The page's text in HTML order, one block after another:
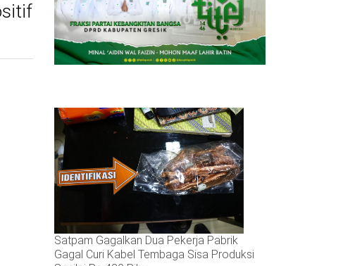
Satpam Gagalkan Dua Pekerja Pabrik
Gagal Curi Kabel Tembaga Sisa Produksi